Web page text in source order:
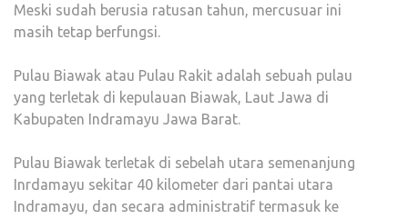
Meski sudah berusia ratusan tahun, mercusuar ini
masih tetap berfungsi.
Pulau Biawak atau Pulau Rakit adalah sebuah pulau
yang terletak di kepulauan Biawak, Laut Jawa di
Kabupaten Indramayu Jawa Barat.
Pulau Biawak terletak di sebelah utara semenanjung
Inrdamayu sekitar 40 kilometer dari pantai utara
Indramayu, dan secara administratif termasuk ke